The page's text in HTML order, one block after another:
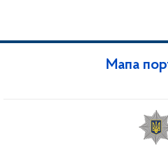
Мапа